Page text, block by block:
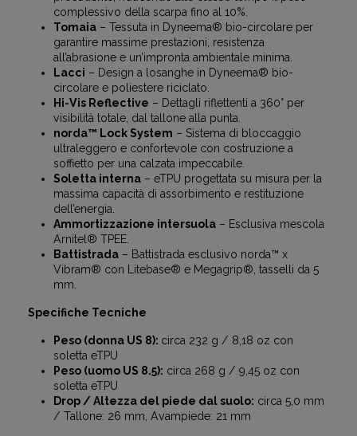
complessivo della scarpa fino al 10%.
Tomaia – Tessuta in Dyneema® bio-circolare per
garantire massime prestazioni, resistenza
all’abrasione e un’impronta ambientale minima.
Lacci – Design a losanghe in Dyneema® bio-
circolare e poliestere riciclato.
Hi-Vis Reflective – Dettagli riflettenti a 360° per
visibilità totale, dal tallone alla punta.
norda™ Lock System – Sistema di bloccaggio
ultraleggero e confortevole con costruzione a
soffietto per una calzata impeccabile.
Soletta interna – eTPU progettata su misura per la
massima capacità di assorbimento e restituzione
dell’energia.
Ammortizzazione intersuola – Esclusiva mescola
Arnitel® TPEE.
Battistrada – Battistrada esclusivo norda™ x
Vibram® con Litebase® e Megagrip®, tasselli da 5
mm.
Specifiche Tecniche
Peso (donna US 8): circa 232 g / 8,18 oz con
soletta eTPU
Peso (uomo US 8.5): circa 268 g / 9,45 oz con
soletta eTPU
Drop / Altezza del piede dal suolo: circa 5,0 mm
/ Tallone: 26 mm, Avampiede: 21 mm